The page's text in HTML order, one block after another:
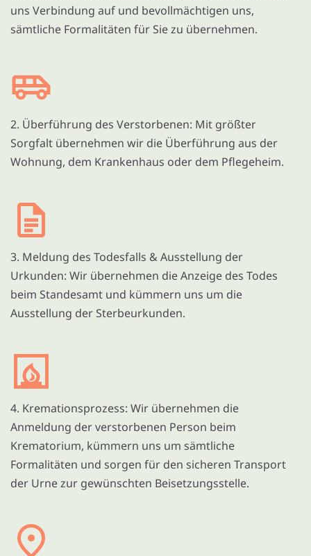
uns Verbindung auf und bevollmächtigen uns,
sämtliche Formalitäten für Sie zu übernehmen.
2. Überführung des Verstorbenen: Mit größter
Sorgfalt übernehmen wir die Überführung aus der
Wohnung, dem Krankenhaus oder dem Pflegeheim.
3. Meldung des Todesfalls & Ausstellung der
Urkunden: Wir übernehmen die Anzeige des Todes
beim Standesamt und kümmern uns um die
Ausstellung der Sterbeurkunden.
4. Kremationsprozess: Wir übernehmen die
Anmeldung der verstorbenen Person beim
Krematorium, kümmern uns um sämtliche
Formalitäten und sorgen für den sicheren Transport
der Urne zur gewünschten Beisetzungsstelle.